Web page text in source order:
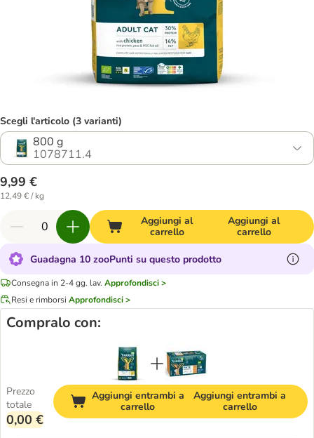
Scegli l'articolo (3 varianti)
800 g
1078711.4
9,99 €
12,49 € / kg
Aggiungi al
carrello
Aggiungi al
carrello
Guadagna 10 zooPunti su questo prodotto
Consegna in 2-4 gg. lav. Approfondisci >
Resi e rimborsi Approfondisci >
Compralo con:
Prezzo
totale
0,00 €
Aggiungi entrambi a
carrello
Aggiungi entrambi a
carrello